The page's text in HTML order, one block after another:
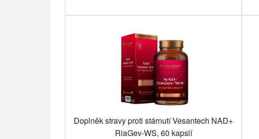
Doplněk stravy proti stárnutí Vesantech NAD+
RiaGev-WS, 60 kapslí